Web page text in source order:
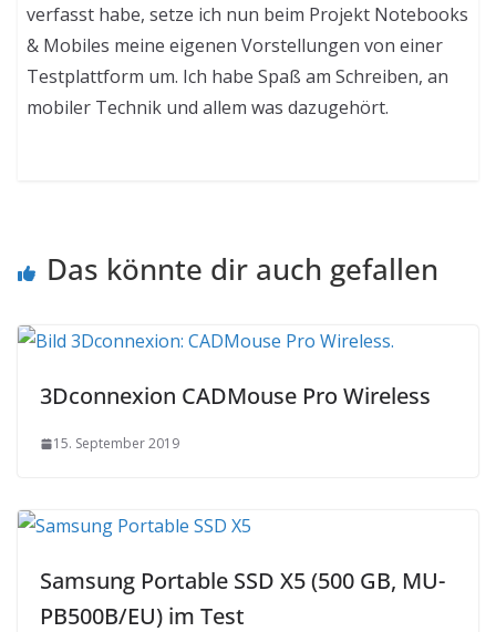
verfasst habe, setze ich nun beim Projekt Notebooks
& Mobiles meine eigenen Vorstellungen von einer
Testplattform um. Ich habe Spaß am Schreiben, an
mobiler Technik und allem was dazugehört.
Das könnte dir auch gefallen
3Dconnexion CADMouse Pro Wireless
15. September 2019
Samsung Portable SSD X5 (500 GB, MU-
PB500B/EU) im Test